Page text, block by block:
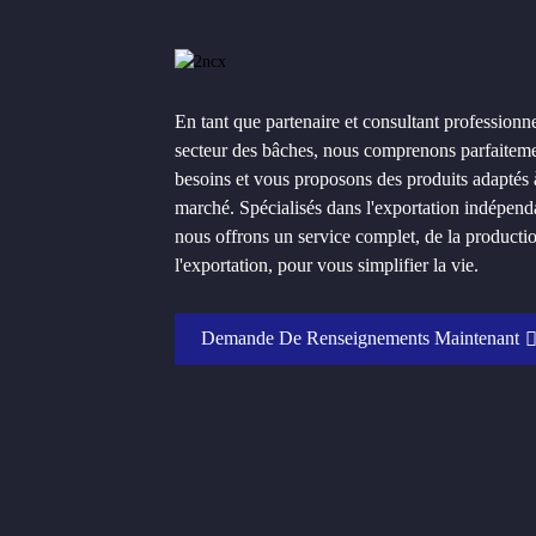
En tant que partenaire et consultant
secteur des bâches, nous comprenons
besoins et vous proposons des produits adaptés
marché. Spécialisés dans l'exportation
nous offrons un service complet, de la
l'exportation, pour vous simplifier la vie.
Demande De Renseignements Maintenant